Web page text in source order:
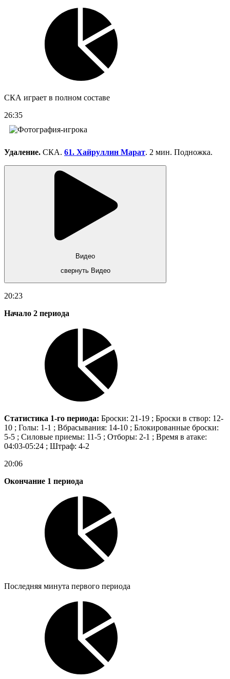
СКА играет в полном составе
26:35
Удаление. СКА. 61. Хайруллин Марат. 2 мин. Подножка.
Видео
свернуть Видео
20:23
Начало 2 периода
Статистика 1-го периода: Броски: 21-19 ; Броски в створ: 12-
10 ; Голы: 1-1 ; Вбрасывания: 14-10 ; Блокированные броски:
5-5 ; Силовые приемы: 11-5 ; Отборы: 2-1 ; Время в атаке:
04:03-05:24 ; Штраф: 4-2
20:06
Окончание 1 периода
Последняя минута первого периода